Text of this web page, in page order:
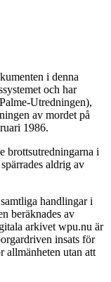
i denna
och har
Utredningen),
av mordet på
1986.
brottsutredningarna i
aldrig av
handlingar i
beräknades av
arkivet wpu.nu är
insats för
allmänheten utan att